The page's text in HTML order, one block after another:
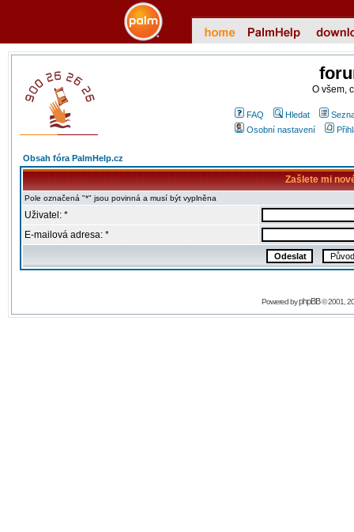
O všem,
FAQ Hledat
Osobní nastavení
Obsah fóra PalmHelp.cz
Zašlete mi
Pole označená "*" jsou povinná a musí být vyplněna
Uživatel: *
E-mailová adresa: *
Powered byphpBB© 2001,